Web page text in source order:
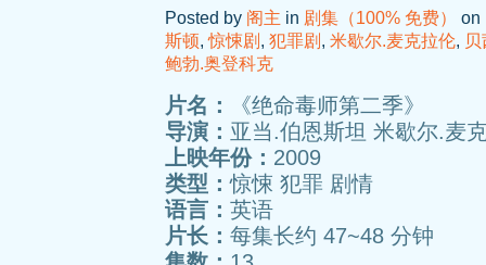
Posted by 阁主 in 剧集（100% 免费）
on
斯顿,惊悚剧 , 犯罪剧 , 米歇尔.麦克拉伦,
鲍勃.奥登科克
片名：
《绝命毒师第二季》
导演： 亚当.伯恩斯坦 米歇尔.麦
上映年份： 2009
类型：惊悚 犯罪 剧情
语言： 英语
片长： 每集长约 47~48 分钟